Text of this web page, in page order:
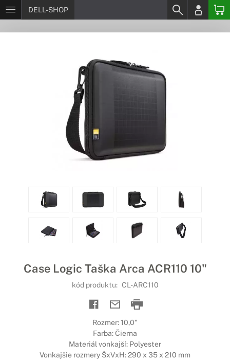
DELL-SHOP
Case Logic Taška Arca ACR110 10"
kód produktu: CL-ARC110
Rozmer: 10,0"
Farba: Čierna
Materiál vonkajší: Polyester
Vonkajšie rozmery ŠxVxH: 290 x 35 x 210 mm